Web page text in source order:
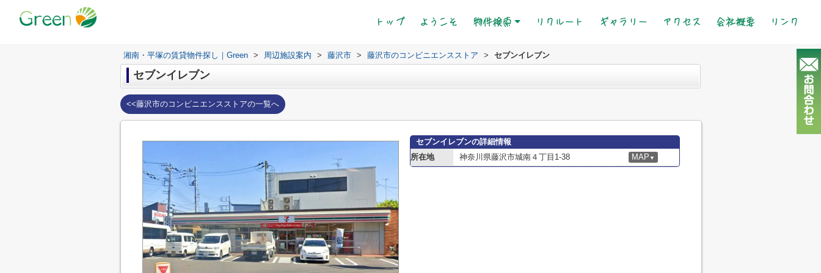
トップ(current)
ようこそ 物件検索 リクルート ギャラリー アクセス 会社概要 リンク
湘南・平塚の賃貸物件探し｜Green > 周辺施設案内 > 藤沢市 > 藤沢市のコンビニエンスストア > セブンイレブン
セブンイレブン
<<藤沢市のコンビニエンスストアの一覧へ
セブンイレブンの詳細情報
所在地
神奈川県藤沢市城南４丁目1-38 MAP ▼